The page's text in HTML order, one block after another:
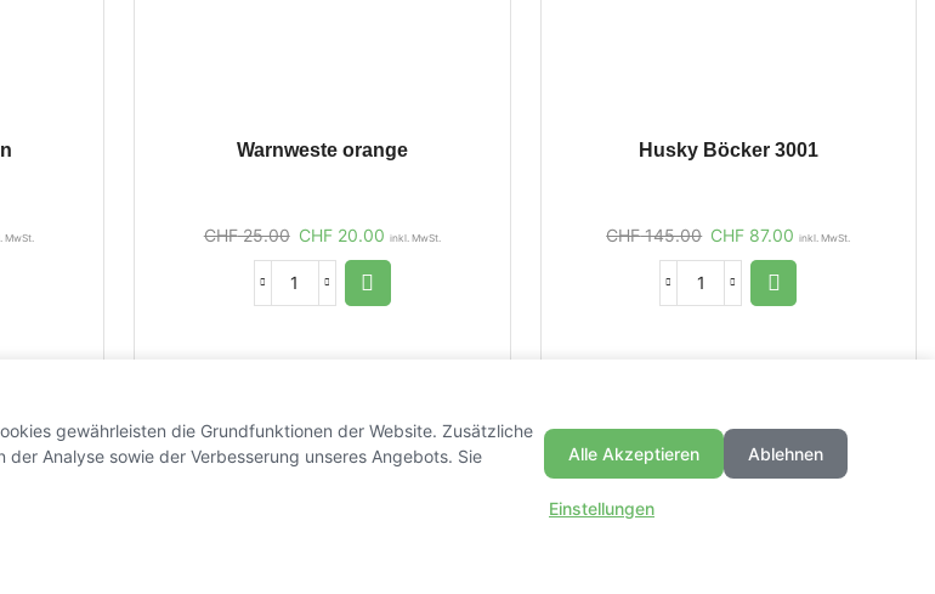
MwSt.
Warnweste orange
CHF25.00 CHF20.00 inkl. MwSt.
Husky Böcker 3001
CHF145.00 CHF 87.00 inkl. MwSt.
gewährleisten die Grundfunktionen der Website. Zusätzliche
Analyse sowie der Verbesserung unseres Angebots. Sie
Alle Akzeptieren Ablehnen
Einstellungen